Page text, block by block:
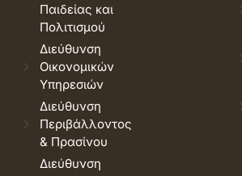
Παιδείας και
Πολιτισμού
Διεύθυνση
Οικονομικών
Υπηρεσιών
Διεύθυνση
Περιβάλλοντος
& Πρασίνου
Διεύθυνση